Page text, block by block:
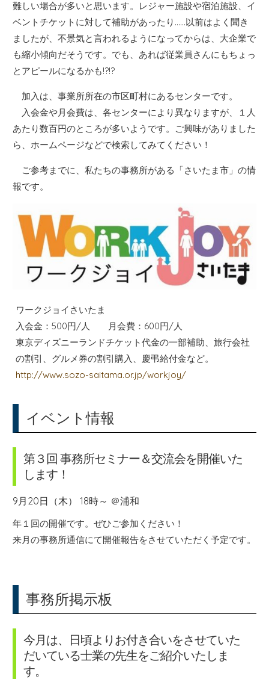
難しい場合が多いと思います。レジャー施設や宿泊施設、イ
ベントチケットに対して補助があったり……以前はよく聞き
ましたが、不景気と言われるようになってからは、大企業で
も縮小傾向だそうです。でも、あれば従業員さんにもちょっ
とアピールになるかも!?!?
加入は、事業所所在の市区町村にあるセンターです。
入会金や月会費は、各センターにより異なりますが、１人
あたり数百円のところが多いようです。ご興味がありました
ら、ホームページなどで検索してみてください！
ご参考までに、私たちの事務所がある「さいたま市」の情
報です。
ワークジョイさいたま
入会金：500円/人 月会費：600円/人
東京ディズニーランドチケット代金の一部補助、旅行会社
の割引、グルメ券の割引購入、慶弔給付金など。
http://www.sozo-saitama.or.jp/workjoy/
イベント情報
第３回 事務所セミナー＆交流会を開催いた
します！
9月20日（木） 18時～ ＠浦和
年１回の開催です。ぜひご参加ください！
来月の事務所通信にて開催報告をさせていただく予定です。
事務所掲示板
今月は、日頃よりお付き合いをさせていた
だいている士業の先生をご紹介いたしま
す。